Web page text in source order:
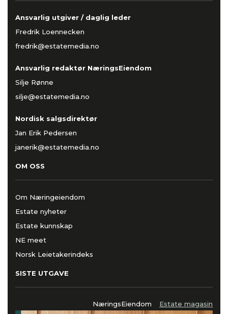
Ansvarlig utgiver / daglig leder
Fredrik Loennecken
fredrik@estatemedia.no
Ansvarlig redaktør NæringsEiendom
Silje Rønne
silje@estatemedia.no
Nordisk salgsdirektør
Jan Erik Pedersen
janerik@estatemedia.no
OM OSS
Om Næringeiendom
Estate nyheter
Estate kunnskap
NE meet
Norsk Leietakerindeks
SISTE UTGAVE
NæringsEiendom Estate magasin